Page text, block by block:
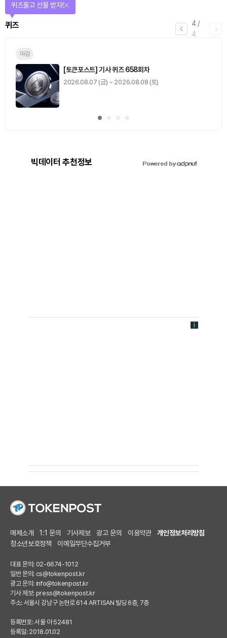
4 /
4
퀴즈
퀴즈풀고 선물 받자!
마감
[토큰포스트] 기사 퀴즈 658회차
2026.08.07 (금) ~ 2026.08.08 (토)
빅데이터 추천정보
매체소개 1:1 문의 기사제보 광고 문의 이용약관
개인정보처리방침
청소년보호정책
이메일무단수집거부
대표 문의: 02-6674-1012
일반 문의: cs@tokenpost.kr
광고 문의: info@tokenpost.kr
기사 제보: press@tokenpost.kr
주소: 서울시 강남구 논현로 614 ARTISAN 빌딩 6층, 7층
등록번호: 서울 아 52481
등록일: 2018.01.02